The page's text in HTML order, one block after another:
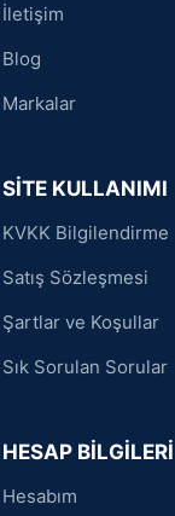
İletişim
Blog
Markalar
SİTE KULLANIMI
KVKK Bilgilendirme
Satış Sözleşmesi
Şartlar ve Koşullar
Sık Sorulan Sorular
HESAP BİLGİLERİ
Hesabım